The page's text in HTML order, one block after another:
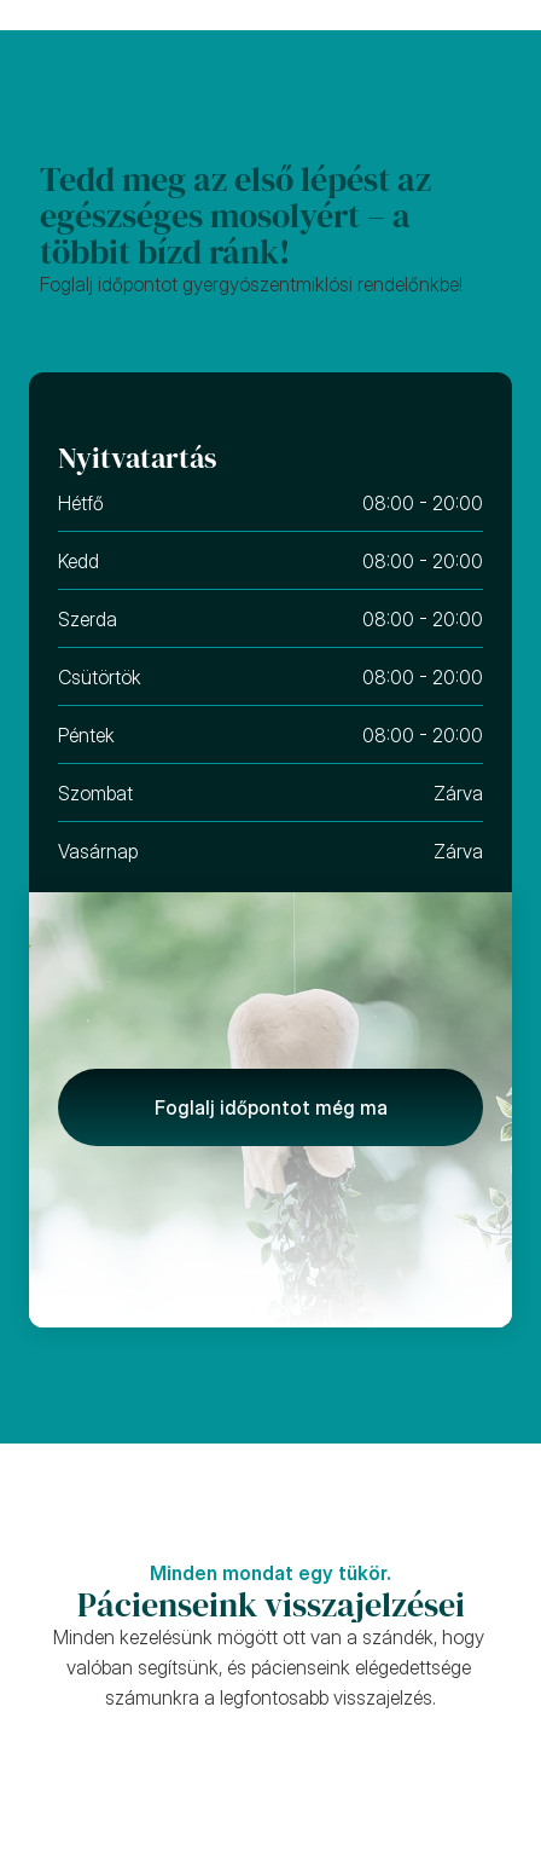
Tedd meg az első lépést az
egészséges mosolyért – a
többit bízd ránk!
Foglalj időpontot gyergyószentmiklósi rendelőnkbe!
Nyitvatartás
Hétfő 08:00 - 20:00
Kedd 08:00 - 20:00
Szerda 08:00 - 20:00
Csütörtök 08:00 - 20:00
Péntek 08:00 - 20:00
Szombat Zárva
Vasárnap Zárva
Foglalj időpontot még ma
Minden mondat egy tükör.
Pácienseink visszajelzései
Minden kezelésünk mögött ott van a szándék, hogy
valóban segítsünk, és pácienseink elégedettsége
számunkra a legfontosabb visszajelzés.